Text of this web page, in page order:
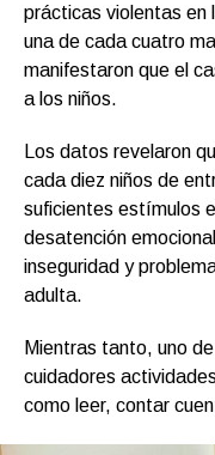
prácticas violentas en
una de cada cuatro
manifestaron que el
a los niños.
Los datos revelaron
cada diez niños de
suficientes estímulos
desatención
inseguridad y
adulta.
Mientras tanto, uno
cuidadores
como leer, contar